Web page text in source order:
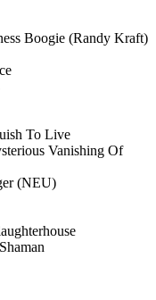
Boogie (Randy Kraft)
To Live
Vanishing Of
(NEU)